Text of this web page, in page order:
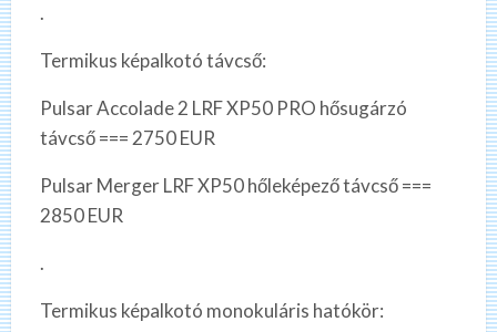
.
Termikus képalkotó távcső:
Pulsar Accolade 2 LRF XP50 PRO hősugárzó
távcső === 2750 EUR
Pulsar Merger LRF XP50 hőleképező távcső ===
2850 EUR
.
Termikus képalkotó monokuláris hatókör: